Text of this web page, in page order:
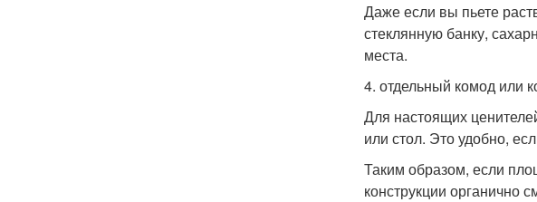
Даже если вы пьете
стеклянную банку,
места.
4. отдельный комод или
Для настоящих
или стол. Это удобно,
Таким образом, если
конструкции органично